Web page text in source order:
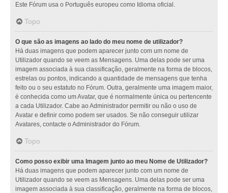
Este Fórum usa o Português europeu como Idioma oficial.
Topo
O que são as imagens ao lado do meu nome de utilizador?
Há duas imagens que podem aparecer junto com um nome de
Utilizador quando se veem as Mensagens. Uma delas pode ser uma
imagem associada à sua classificação, geralmente na forma de blocos,
estrelas ou pontos, indicando a quantidade de mensagens que tenha
feito ou o seu estatuto no Fórum. Outra, geralmente uma imagem maior,
é conhecida como um Avatar, que é normalmente única ou pertencente
a cada Utilizador. Cabe ao Administrador permitir ou não o uso de
Avatar e definir como podem ser usados. Se não conseguir utilizar
Avatares, contacte o Administrador do Fórum.
Topo
Como posso exibir uma Imagem junto ao meu Nome de Utilizador?
Há duas imagens que podem aparecer junto com um nome de
Utilizador quando se veem as Mensagens. Uma delas pode ser uma
imagem associada à sua classificação, geralmente na forma de blocos,